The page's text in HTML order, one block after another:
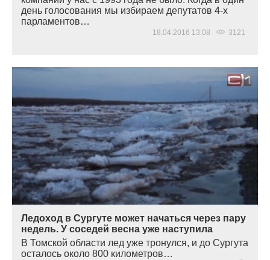
день голосования мы избираем депутатов 4-х
парламентов…
18.04.2016 13:08 3121
Ледоход в Сургуте может начаться через пару
недель. У соседей весна уже наступила
В Томской области лед уже тронулся, и до Сургута
осталось около 800 километров…